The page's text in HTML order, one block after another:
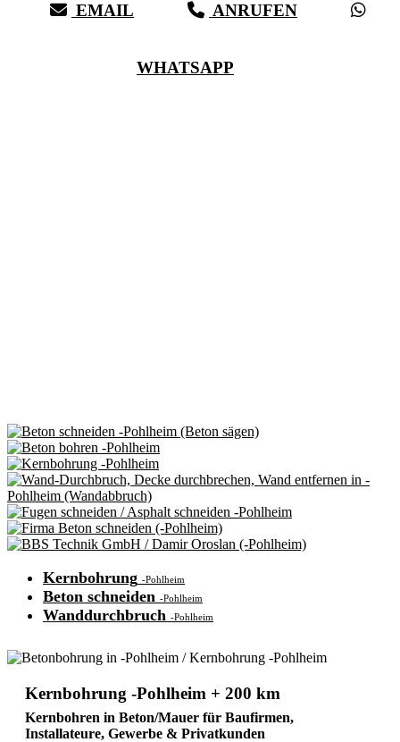
EMAIL ANRUFEN
WHATSAPP
Kernbohrung -Pohlheim
Beton schneiden -Pohlheim
Wanddurchbruch -Pohlheim
Kernbohrung -Pohlheim + 200 km
Kernbohren in Beton/Mauer für Baufirmen,
Installateure, Gewerbe & Privatkunden